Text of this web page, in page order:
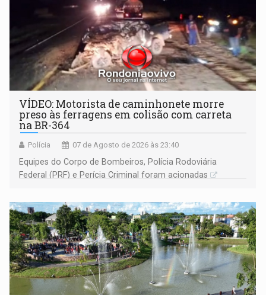
VÍDEO: Motorista de caminhonete morre
preso às ferragens em colisão com carreta
na BR-364
Polícia 07 de Agosto de 2026 às 23:40
Equipes do Corpo de Bombeiros, Polícia Rodoviária
Federal (PRF) e Perícia Criminal foram acionadas